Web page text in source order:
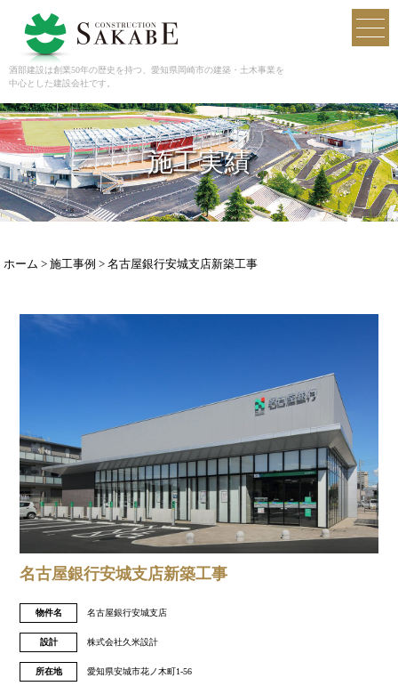
酒部建設は創業50年の歴史を持つ、愛知県岡崎市の建築・土木事業を
中心とした建設会社です。
施工実績
ホーム >施工事例 >名古屋銀行安城支店新築工事
名古屋銀行安城支店新築工事
物件名 名古屋銀行安城支店
設計 株式会社久米設計
所在地 愛知県安城市花ノ木町1-56